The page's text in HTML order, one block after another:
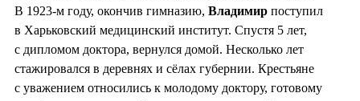
В 1923-м году, окончив гимназию, Владимир поступил
в Харьковский медицинский институт. Спустя 5 лет,
с дипломом доктора, вернулся домой. Несколько лет
стажировался в деревнях и сёлах губернии. Крестьяне
с уважением относились к молодому доктору, готовому